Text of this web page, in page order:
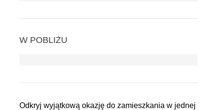
W POBLIŻU
Odkryj wyjątkową okazję do zamieszkania w jednej